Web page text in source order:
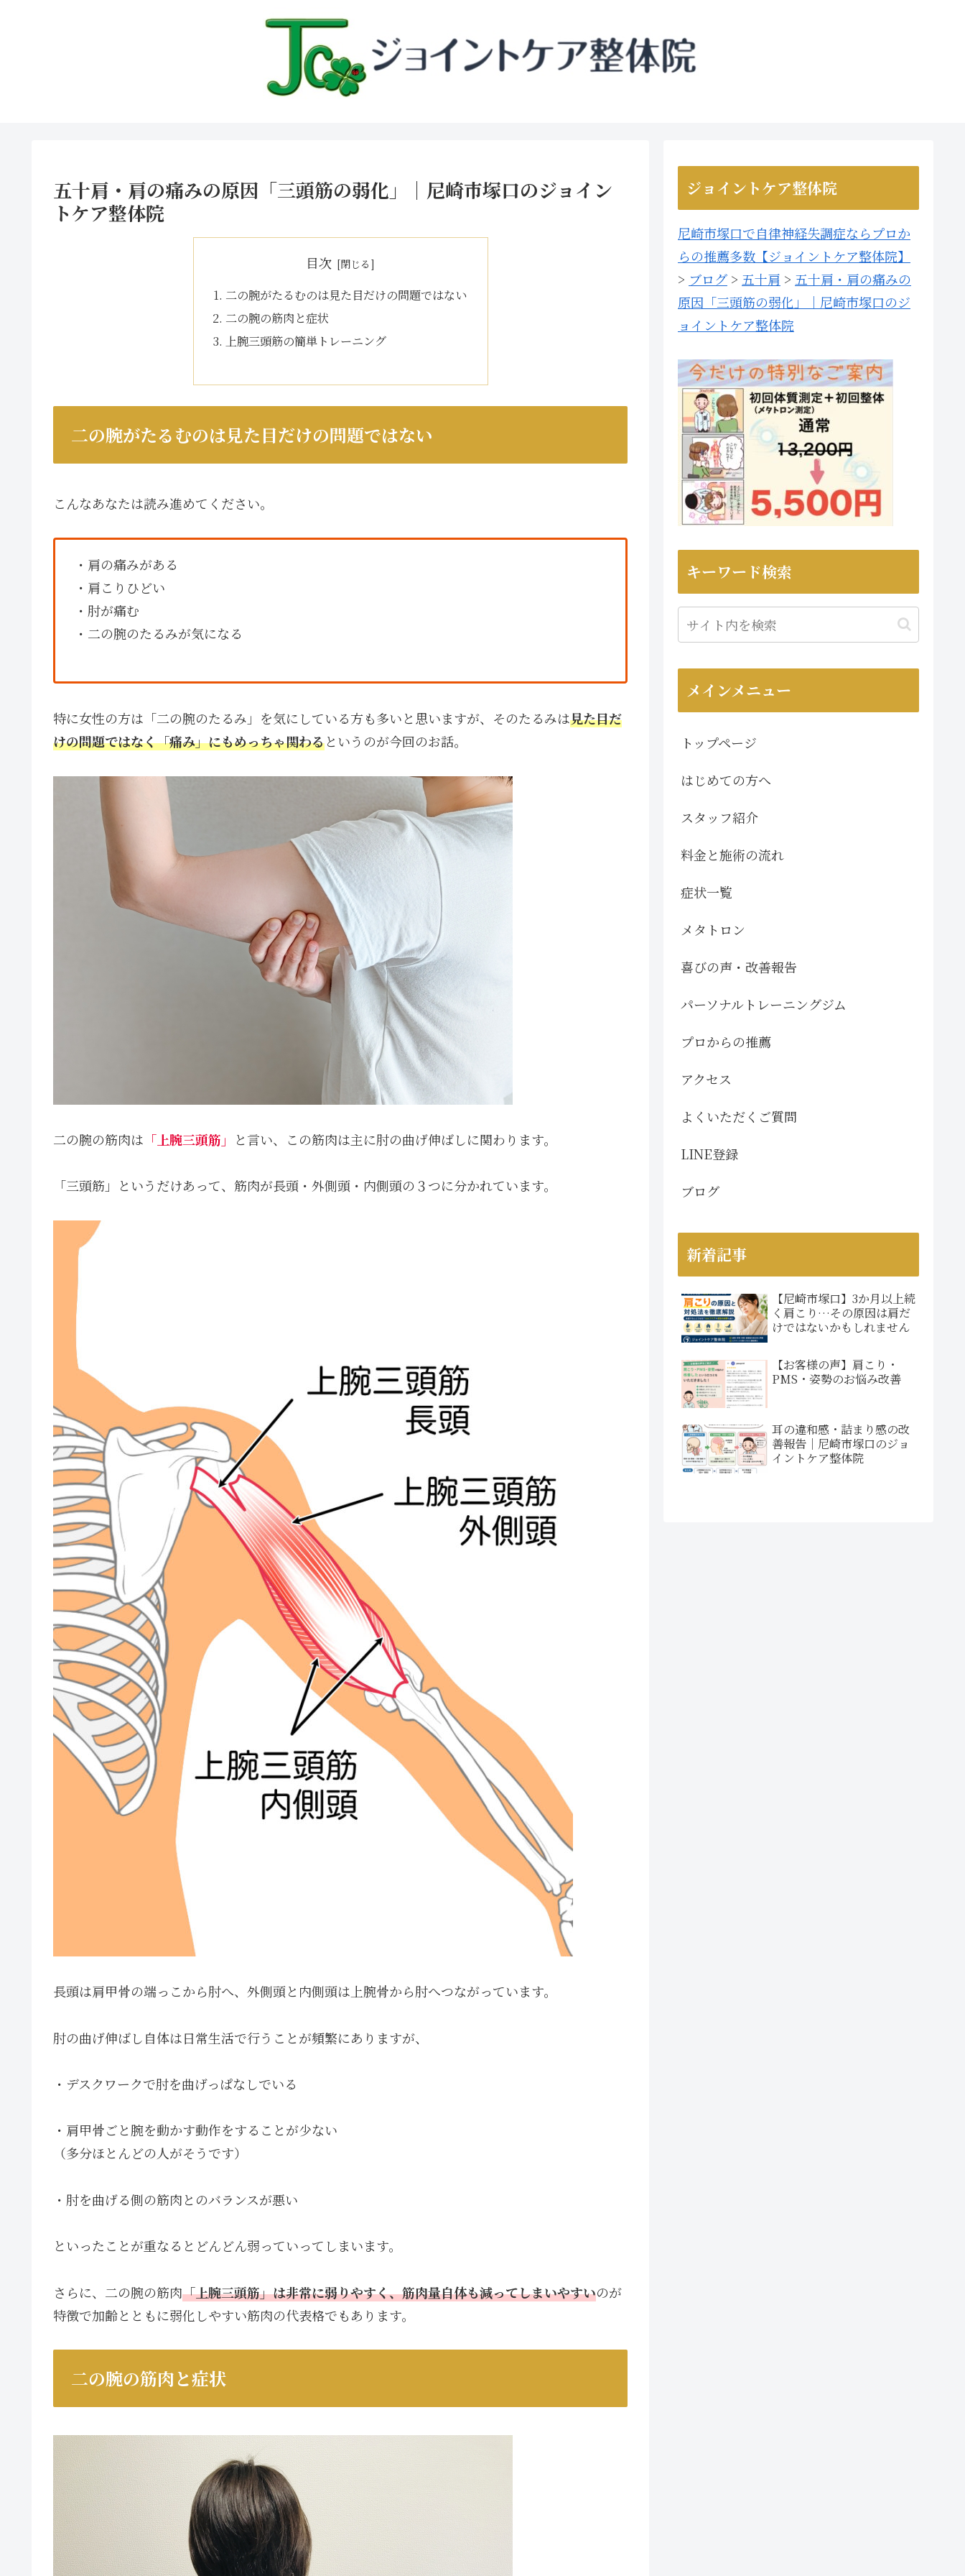
五十肩・肩の痛みの原因「三頭筋の弱化」｜尼崎市塚口のジョイン
トケア整体院
目次
二の腕がたるむのは見た目だけの問題ではない
二の腕の筋肉と症状
上腕三頭筋の簡単トレーニング
二の腕がたるむのは見た目だけの問題ではない
こんなあなたは読み進めてください。
・肩の痛みがある
・肩こりひどい
・肘が痛む
・二の腕のたるみが気になる
特に女性の方は「二の腕のたるみ」を気にしている方も多いと思いますが、そのたるみは見た目だ
けの問題ではなく「痛み」にもめっちゃ関わるというのが今回のお話。
二の腕の筋肉は 「上腕三頭筋」 と言い、この筋肉は主に肘の曲げ伸ばしに関わります。
「三頭筋」というだけあって、筋肉が長頭・外側頭・内側頭の３つに分かれています。
長頭は肩甲骨の端っこから肘へ、外側頭と内側頭は上腕骨から肘へつながっています。
肘の曲げ伸ばし自体は日常生活で行うことが頻繁にありますが、
・デスクワークで肘を曲げっぱなしでいる
・肩甲骨ごと腕を動かす動作をすることが少ない
（多分ほとんどの人がそうです）
・肘を曲げる側の筋肉とのバランスが悪い
といったことが重なるとどんどん弱っていってしまいます。
さらに、二の腕の筋肉「上腕三頭筋」は非常に弱りやすく、筋肉量自体も減ってしまいやすいのが
特徴で加齢とともに弱化しやすい筋肉の代表格でもあります。
二の腕の筋肉と症状
ジョイントケア整体院
尼崎市塚口で自律神経失調症ならプロか
らの推薦多数【ジョイントケア整体院】
> ブログ > 五十肩 > 五十肩・肩の痛みの
原因「三頭筋の弱化」｜尼崎市塚口のジ
ョイントケア整体院
キーワード検索
メインメニュー
トップページ
はじめての方へ
スタッフ紹介
料金と施術の流れ
症状一覧
メタトロン
喜びの声・改善報告
パーソナルトレーニングジム
プロからの推薦
アクセス
よくいただくご質問
LINE登録
ブログ
新着記事
【尼崎市塚口】3か月以上続
く肩こり…その原因は肩だ
けではないかもしれません
【お客様の声】肩こり・
PMS・姿勢のお悩み改善
耳の違和感・詰まり感の改
善報告｜尼崎市塚口のジョ
イントケア整体院